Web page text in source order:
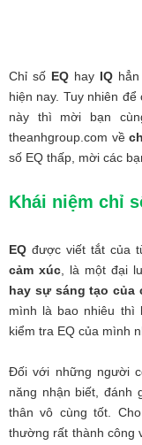
Chỉ số EQhay IQhẳn
hiện nay. Tuy nhiên
này thì mời bạn
theanhgroup.com về
số EQ thấp, mời các
Khái niệm chỉ
EQ được viết tắt của
cảm xúc , là một đại
hay sự sáng tạo của
mình là bao nhiêu thì
kiểm tra EQ của mình
Đối với những người
năng nhận biết, đánh
thân vô cùng tốt.
thường rất thành công